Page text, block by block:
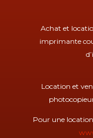
Achat et
imprimante
Location et
Pour une